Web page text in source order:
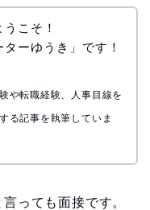
こそ！
ーゆうき」です！
や転職経験、人事目線を
る記事を執筆していま
っても面接です。